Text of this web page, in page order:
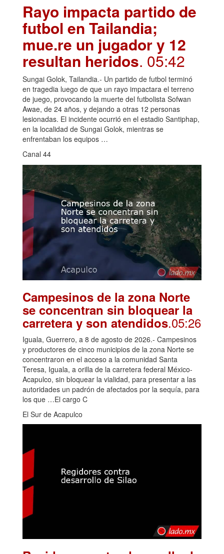
Rayo impacta partido de
futbol en Tailandia;
mue.re un jugador y 12
resultan heridos. 05:42
Sungai Golok, Tailandia.- Un partido de futbol terminó
en tragedia luego de que un rayo impactara el terreno
de juego, provocando la muerte del futbolista Sofwan
Awae, de 24 años, y dejando a otras 12 personas
lesionadas. El incidente ocurrió en el estadio Santiphap,
en la localidad de Sungai Golok, mientras se
enfrentaban los equipos …
Canal 44
Campesinos de la zona Norte
se concentran sin bloquear la
carretera y son atendidos.05:26
Iguala, Guerrero, a 8 de agosto de 2026.- Campesinos
y productores de cinco municipios de la zona Norte se
concentraron en el acceso a la comunidad Santa
Teresa, Iguala, a orilla de la carretera federal México-
Acapulco, sin bloquear la vialidad, para presentar a las
autoridades un padrón de afectados por la sequía, para
los que …El cargo C
El Sur de Acapulco